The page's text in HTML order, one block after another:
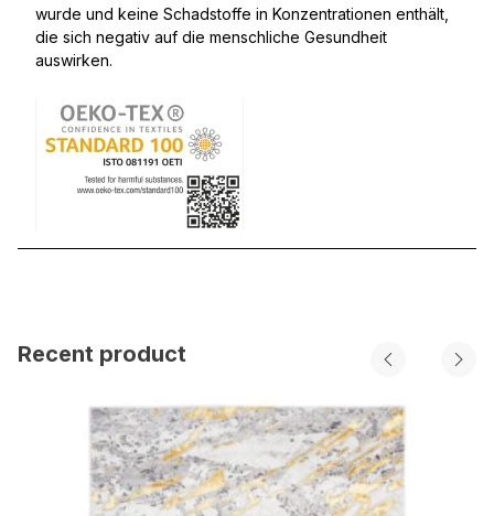
wurde und keine Schadstoffe in Konzentrationen enthält,
die sich negativ auf die menschliche Gesundheit
auswirken.
Recent product